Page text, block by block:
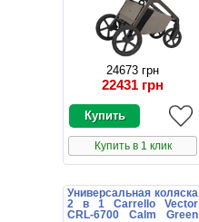
24673 грн
22431 грн
Купить в 1 клик
Универсальная коляска
2 в 1 Carrello Vector
CRL-6700 Calm Green